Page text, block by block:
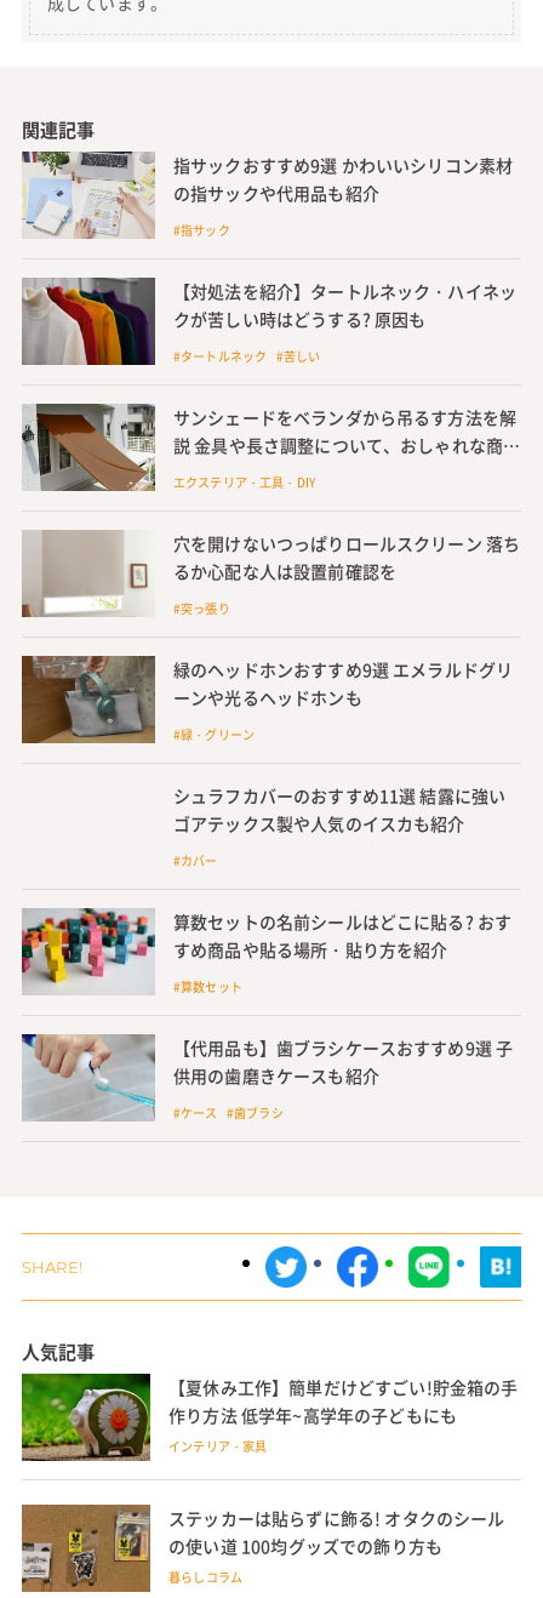
関連記事
指サックおすすめ9選 かわいいシリコン素材
の指サックや代用品も紹介
#指サック
【対処法を紹介】タートルネック・ハイネッ
クが苦しい時はどうする? 原因も
#タートルネック #苦しい
サンシェードをベランダから吊るす方法を解
説 金具や長さ調整について、おしゃれな商品
も
エクステリア・工具・DIY
穴を開けないつっぱりロールスクリーン 落ち
るか心配な人は設置前確認を
#突っ張り
緑のヘッドホンおすすめ9選 エメラルドグリ
ーンや光るヘッドホンも
#緑・グリーン
シュラフカバーのおすすめ11選 結露に強い
ゴアテックス製や人気のイスカも紹介
#カバー
算数セットの名前シールはどこに貼る? おす
すめ商品や貼る場所・貼り方を紹介
#算数セット
【代用品も】歯ブラシケースおすすめ9選 子
供用の歯磨きケースも紹介
#ケース #歯ブラシ
人気記事
【夏休み工作】簡単だけどすごい!貯金箱の手
作り方法 低学年~高学年の子どもにも
インテリア・家具
ステッカーは貼らずに飾る! オタクのシール
の使い道 100均グッズでの飾り方も
暮らしコラム